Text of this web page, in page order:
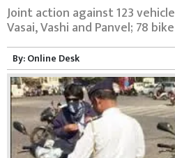
Joint action against 123
Vasai, Vashi and Panvel; 78
By:Online Desk